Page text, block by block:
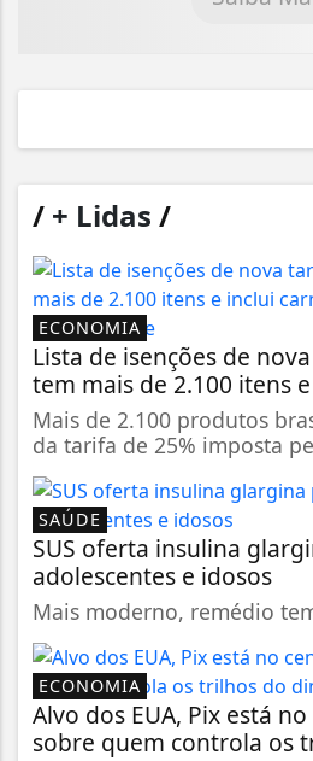
/ + Lidas /
ECONOMIA
Lista de isenções de
tem mais de 2.100 itens
Mais de 2.100 produtos
da tarifa de 25% imposta
SAÚDE
SUS oferta insulina
adolescentes e idosos
Mais moderno, remédio
ECONOMIA
Alvo dos EUA, Pix está
sobre quem controla os